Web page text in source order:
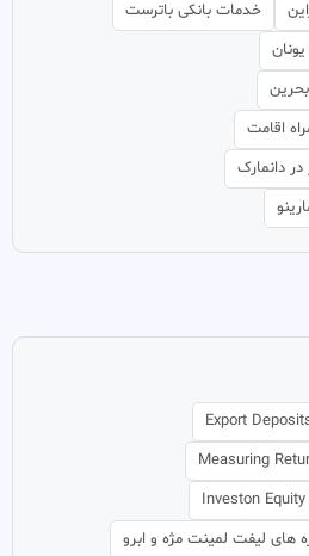
خدمات بانکی باترست
اقامت
دانمارک
Export
Measuring
Investon
های لیفت لمینت مژه و ابرو